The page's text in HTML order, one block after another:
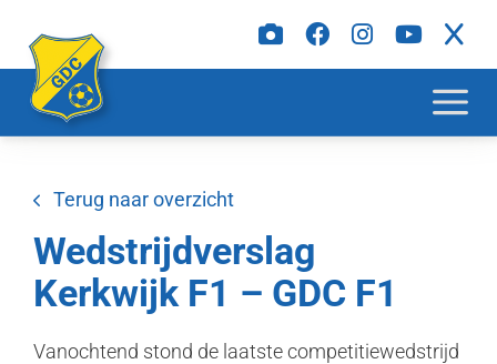
Terug naar overzicht
Wedstrijdverslag
Kerkwijk F1 – GDC F1
Vanochtend stond de laatste competitiewedstrijd